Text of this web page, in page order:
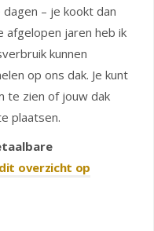
– je kookt dan
afgelopen jaren heb ik
kunnen
op ons dak. Je kunt
te zien of jouw dak
plaatsen.
dit overzicht op